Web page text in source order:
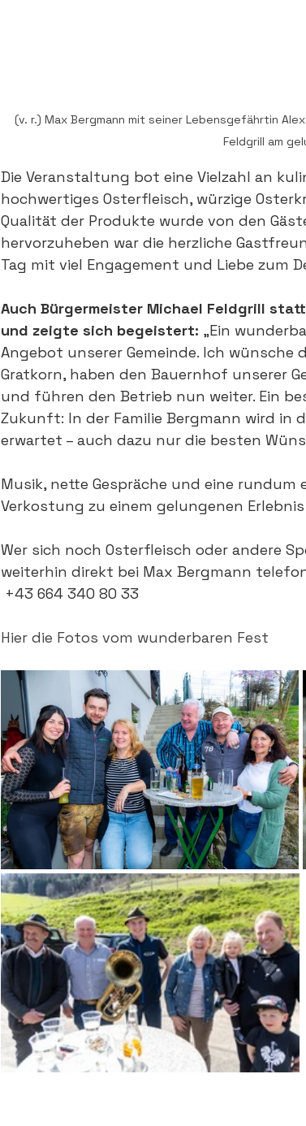
(v. r.) Max Bergmann mit seiner Lebensgefährtin
Feldgrill am
Die Veranstaltung bot eine Vielzahl an
hochwertiges Osterfleisch, würzige
Qualität der Produkte wurde von den
hervorzuheben war die herzliche
Tag mit viel Engagement und Liebe zum
Auch Bürgermeister Michael Feldgrill
und zeigte sich begeistert: „Ein
Angebot unserer Gemeinde. Ich wünsche
Gratkorn, haben den Bauernhof unserer
und führen den Betrieb nun weiter. Ein
Zukunft: In der Familie Bergmann wird in
erwartet – auch dazu nur die besten
Musik, nette Gespräche und eine
Verkostung zu einem gelungenen
Wer sich noch Osterfleisch oder andere
weiterhin direkt bei Max Bergmann
+43 664 340 80 33
Hier die Fotos vom wunderbaren Fest